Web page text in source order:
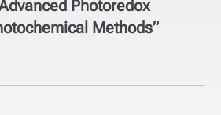
Photoredox
Methods”